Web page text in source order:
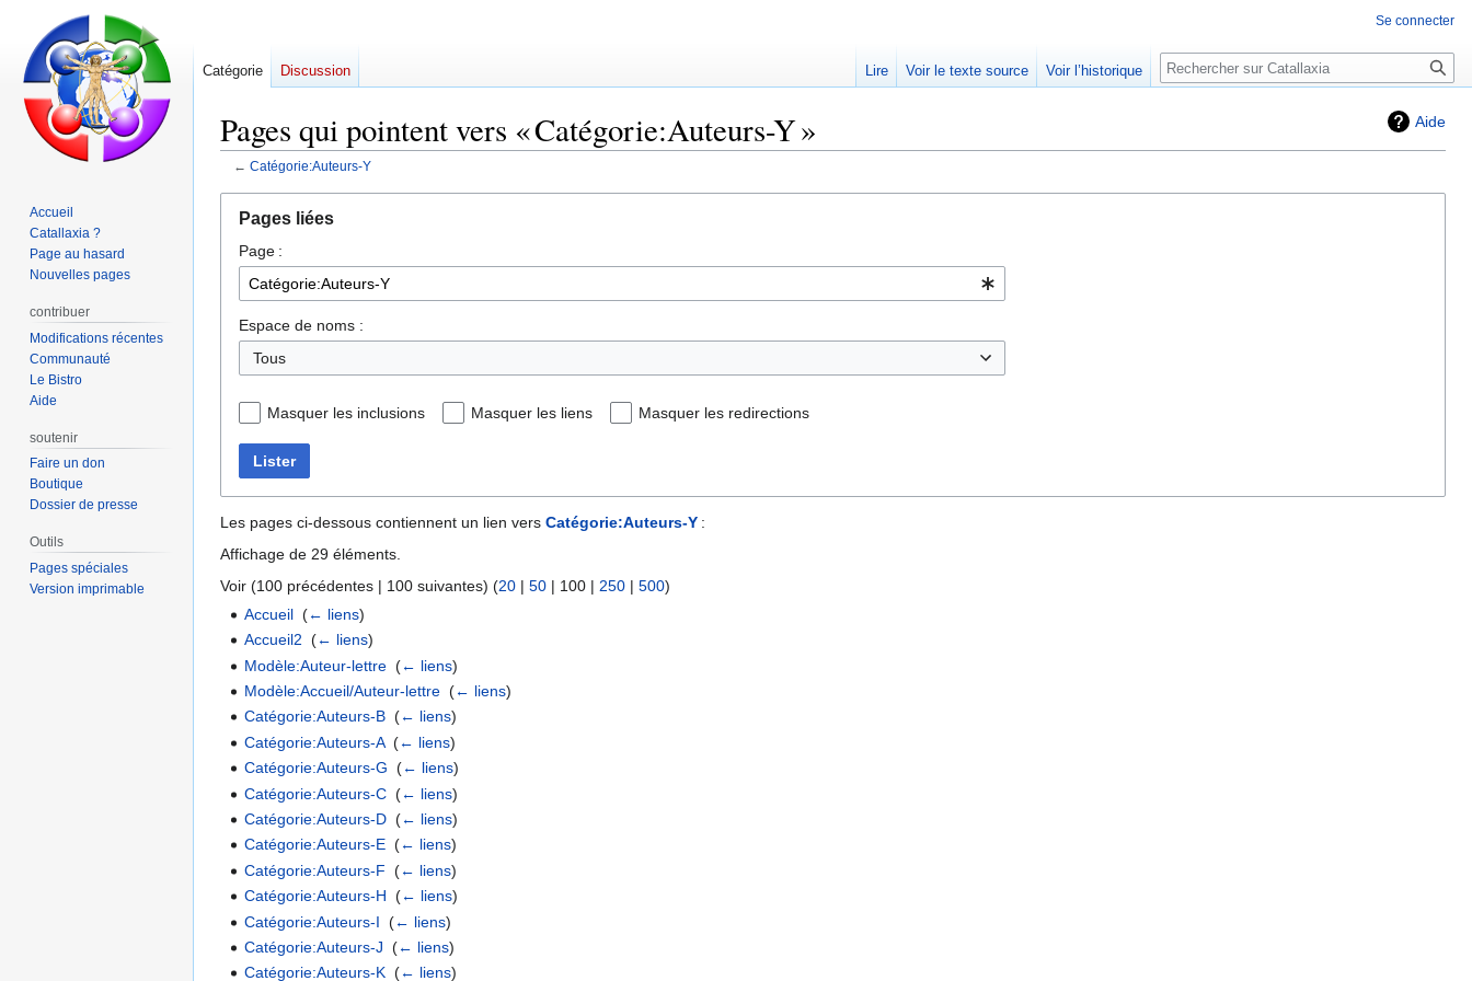
Aide
Pages qui pointent vers « Catégorie:Auteurs-Y »
← Catégorie:Auteurs-Y
navigation
recherche
Pages liées
Page :
Espace de noms :
Tous
Masquer les inclusions Masquer les liens Masquer les redirections
Lister
Les pages ci-dessous contiennent un lien vers Catégorie:Auteurs-Y :
Affichage de 29 éléments.
Voir (100 précédentes | 100 suivantes) (20 | 50 | 100 | 250 | 500)
Accueil ‎(← liens)
Accueil2 ‎(← liens)
Modèle:Auteur-lettre ‎(← liens)
Modèle:Accueil/Auteur-lettre ‎(← liens)
Catégorie:Auteurs-B ‎(← liens)
Catégorie:Auteurs-A‎(← liens)
Catégorie:Auteurs-G ‎(← liens)
Catégorie:Auteurs-C ‎(← liens)
Catégorie:Auteurs-D ‎(← liens)
Catégorie:Auteurs-E ‎(← liens)
Catégorie:Auteurs-F ‎(← liens)
Catégorie:Auteurs-H ‎(← liens)
Catégorie:Auteurs-I ‎(← liens)
Catégorie:Auteurs-J ‎(← liens)
Catégorie:Auteurs-K ‎(← liens)
Se connecter
Catégorie Discussion Lire Voir le texte source Voir l’historique Rechercher
Accueil
Catallaxia ?
Page au hasard
Nouvelles pages
contribuer
Modifications récentes
Communauté
Le Bistro
Aide
soutenir
Faire un don
Boutique
Dossier de presse
Outils
Pages spéciales
Version imprimable